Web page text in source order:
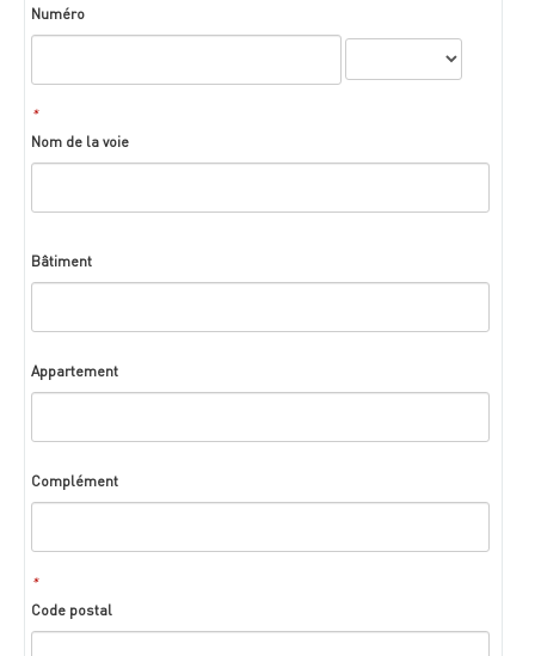
Numéro
*
Nom de la voie
Bâtiment
Appartement
Complément
*
Code postal